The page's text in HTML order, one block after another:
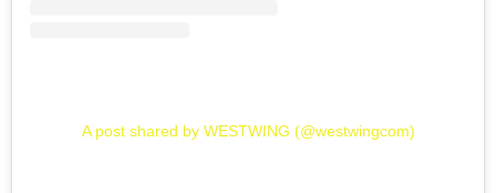
A post shared by WESTWING (@westwingcom)